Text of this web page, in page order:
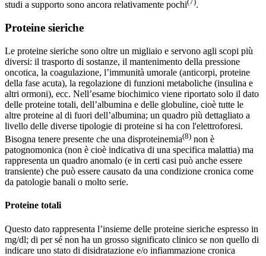
studi a supporto sono ancora relativamente pochi
.
Proteine sieriche
Le proteine sieriche sono oltre un migliaio e servono agli scopi più
diversi: il trasporto di sostanze, il mantenimento della pressione
oncotica, la coagulazione, l’immunità umorale (anticorpi, proteine
della fase acuta), la regolazione di funzioni metaboliche (insulina e
altri ormoni), ecc. Nell’esame biochimico viene riportato solo il dato
delle proteine totali, dell’albumina e delle globuline, cioè tutte le
altre proteine al di fuori dell’albumina; un quadro più dettagliato a
livello delle diverse tipologie di proteine si ha con l'elettroforesi.
Bisogna tenere presente che una disproteinemia(8) non è
patognomonica (non è cioè indicativa di una specifica malattia) ma
rappresenta un quadro anomalo (e in certi casi può anche essere
transiente) che può essere causato da una condizione cronica come
da patologie banali o molto serie.
Proteine totali
Questo dato rappresenta l’insieme delle proteine sieriche espresso in
mg/dl; di per sé non ha un grosso significato clinico se non quello di
indicare uno stato di disidratazione e/o infiammazione cronica